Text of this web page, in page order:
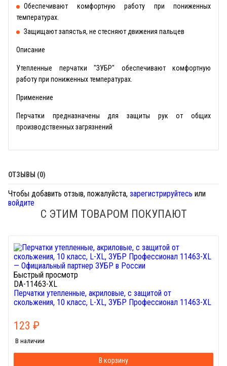
Обеспечивают комфортную работу при пониженных
температурах.
Защищают запястья, не стесняют движения пальцев
Описание
Утепленные перчатки "ЗУБР" обеспечивают комфортную
работу при пониженных температурах.
Применение
Перчатки предназначены для защиты рук от общих
производственных загрязнений
ОТЗЫВЫ (0)
Чтобы добавить отзыв, пожалуйста, зарегистрируйтесь или
войдите
С ЭТИМ ТОВАРОМ ПОКУПАЮТ
Быстрый просмотр
DA-11463-XL
Перчатки утепленные, акриловые, с защитой от
скольжения, 10 класс, L-XL, ЗУБР Профессионал 11463-XL
123 ₽
В наличии
В корзину